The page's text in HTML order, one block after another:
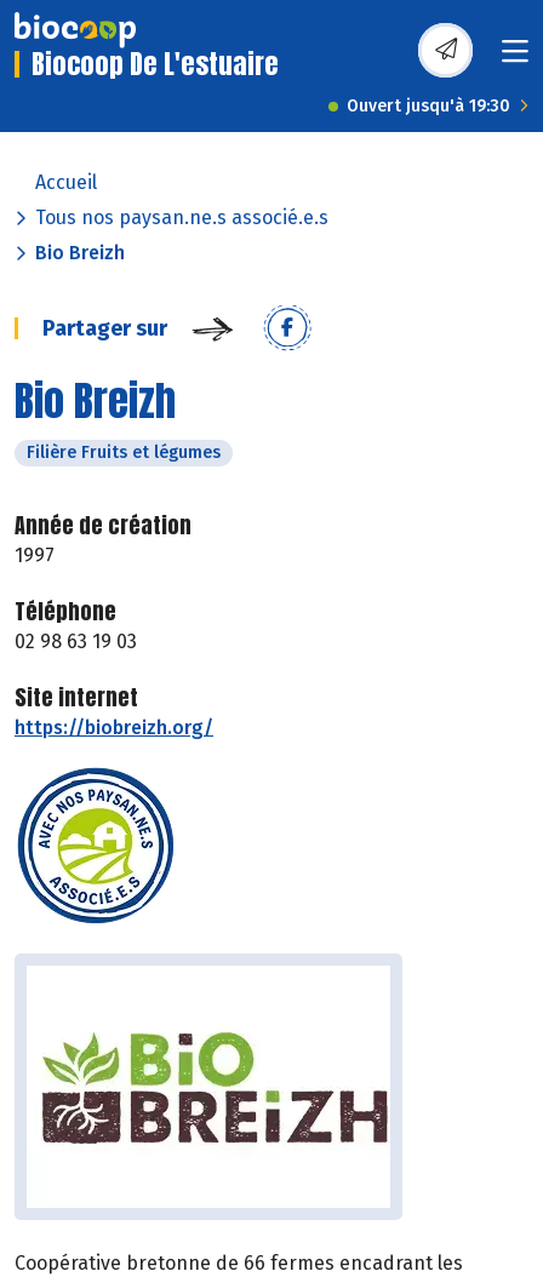
Biocoop De L'estuaire
Ouvert jusqu'à 19:30
Accueil
Tous nos paysan.ne.s associé.e.s
Bio Breizh
Partager sur
Bio Breizh
Filière Fruits et légumes
Année de création
1997
Téléphone
02 98 63 19 03
Site internet
https://biobreizh.org/
Coopérative bretonne de 66 fermes encadrant les